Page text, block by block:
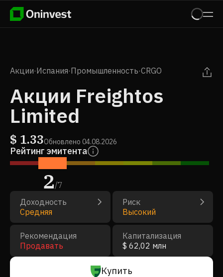
Акции·Испания·Промышленность·CRGO
Акции Freightos
Limited
$ 1.33Обновлено 04.08.2026
Рейтинг эмитента
2/7
Доходность
Средняя
Риск
Высокий
Рекомендация
Продавать
Капитализация
$ 62,02 млн
Купить